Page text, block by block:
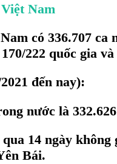
Nam
có 336.707 ca
222 quốc gia
đến nay):
nước là
14 ngày
Bái.